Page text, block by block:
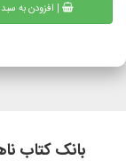
| افزودن به
بانک کتاب